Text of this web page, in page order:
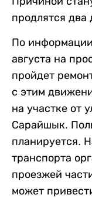
продлятся два
По
августа на
пройдет
с этим
на участке от
Сарайшык.
планируется.
транспорта
проезжей
может